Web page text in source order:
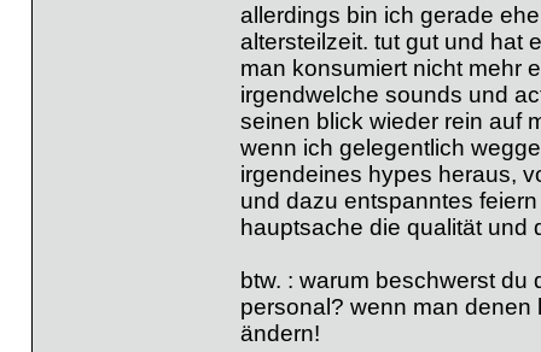
allerdings bin ich gerade
altersteilzeit. tut gut und hat
man konsumiert nicht mehr
irgendwelche sounds und
seinen blick wieder rein auf
wenn ich gelegentlich
irgendeines hypes heraus,
und dazu entspanntes
hauptsache die qualität und
btw. : warum beschwerst du
personal? wenn man
ändern!